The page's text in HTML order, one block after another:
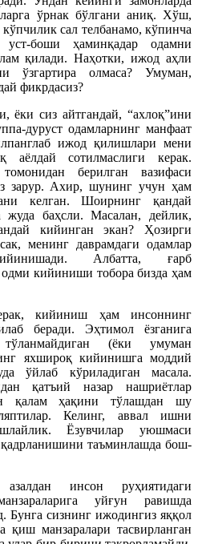
ўрнак бўлгани аниқ. Хўш,
сал телбанамо, кўпинча
боши ҳаминқадар одамни
қилади. Наҳотки, ижод аҳли
ўзгартира олмаса? Умуман,
фикрдасиз?
сиз айтгандай, “ахлоқ”ини
дуруст одамларнинг манфаат
ижод қилишлари мени
аёлдай сотилмаслиги керак.
берилган вазифаси
зарур. Ахир, шунинг учун ҳам
келган. Шоирнинг қандай
баҳсли. Масалан, дейлик,
кийинган экан? Ҳозирги
менинг даврамдаги одамлар
Албатта, ғарб
кийиниши тобора бизда ҳам
кийиниш ҳам инсоннинг
беради. Эҳтимол ёзганига
(ёки умуман
яхшироқ кийинишга моддий
ўйлаб кўриладиган масала.
қатъий назар нашриётлар
қалам ҳақини тўлашдан шу
Келинг, аввал ишни
Ёзувчилар уюшмаси
қадрланишини таъминлашда бош-
инсон руҳиятидаги
уйғун равишда
Бунга сизнинг ижодингиз яққол
қиш манзаралари тасвирланган